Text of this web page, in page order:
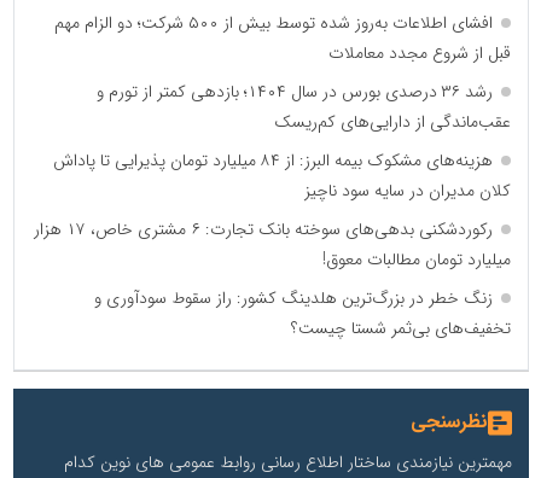
افشای اطلاعات به‌روز شده توسط بیش از ۵۰۰ شرکت؛ دو الزام مهم
قبل از شروع مجدد معاملات
رشد ۳۶ درصدی بورس در سال ۱۴۰۴؛ بازدهی کمتر از تورم و
عقب‌ماندگی از دارایی‌های کم‌ریسک
هزینه‌های مشکوک بیمه البرز: از ۸۴ میلیارد تومان پذیرایی تا پاداش
کلان مدیران در سایه سود ناچیز
رکوردشکنی بدهی‌های سوخته بانک تجارت: ۶ مشتری خاص، ۱۷ هزار
میلیارد تومان مطالبات معوق!
زنگ خطر در بزرگ‌ترین هلدینگ کشور: راز سقوط سودآوری و
تخفیف‌های بی‌ثمر شستا چیست؟
نظرسنجی
مهمترین نیازمندی ساختار اطلاع رسانی روابط عمومی های نوین کدام